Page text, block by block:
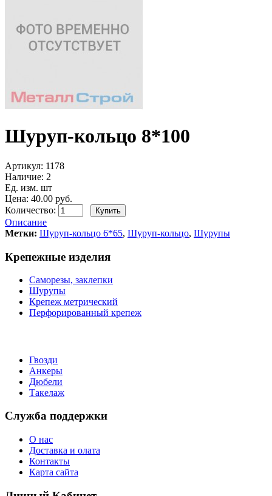
Шуруп-кольцо 8*100
Артикул: 1178
Наличие: 2
Ед. изм. шт
Цена: 40.00 руб.
Количество:
Описание
Метки: Шуруп-кольцо 6*65, Шуруп-кольцо, Шурупы
Крепежные изделия
Саморезы, заклепки
Шурупы
Крепеж метрический
Перфорированный крепеж
Гвозди
Анкеры
Дюбели
Такелаж
Служба поддержки
О нас
Доставка и олата
Контакты
Карта сайта